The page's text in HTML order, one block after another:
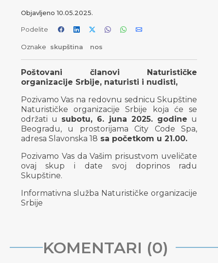
Objavljeno10.05.2025.
Podelite
Oznake skupština nos
Poštovani članovi Naturističke
organizacije Srbije, naturisti i nudisti,
Pozivamo Vas na redovnu sednicu Skupštine
Naturističke organizacije Srbije koja će se
održati u subotu, 6. juna 2025. godine u
Beogradu, u prostorijama City Code Spa,
adresa Slavonska 18 sa početkom u 21.00.
Pozivamo Vas da Vašim prisustvom uveličate
ovaj skup i date svoj doprinos radu
Skupštine.
Informativna služba Naturističke organizacije
Srbije
KOMENTARI (0)